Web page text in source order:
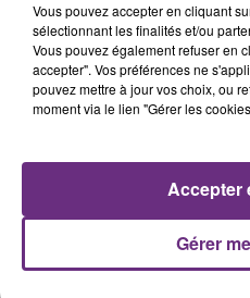
NO DOUBT
Vous pouvez accepter en cliquant
sélectionnant les finalités et/ou
Vous pouvez également refuser en
accepter". Vos préférences ne
pouvez mettre à jour vos choix, ou
moment via le lien "Gérer les
Gérer
Accepter